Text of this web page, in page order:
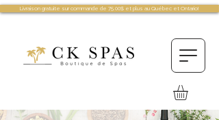
Livraison gratuite sur commande de 75.00$ et plus au Québec et Ontario!